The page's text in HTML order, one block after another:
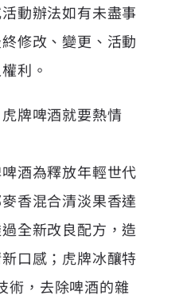
動辦法如有未盡事
修改、變更、活動
利。
牌啤酒就要熱情
酒為釋放年輕世代
香混合清淡果香達
全新改良配方，造
口感；虎牌冰釀特
術，去除啤酒的雜